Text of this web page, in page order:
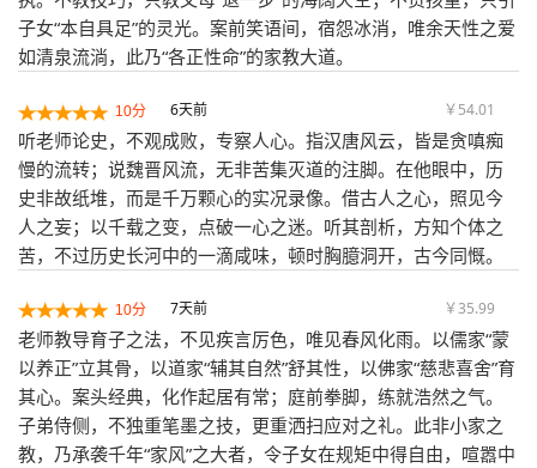
子女“本自具足”的灵光。案前笑语间，宿怨冰消，唯余天性之爱
如清泉流淌，此乃“各正性命”的家教大道。
10分 6天前 ￥54.01
听老师论史，不观成败，专察人心。指汉唐风云，皆是贪嗔痴
慢的流转；说魏晋风流，无非苦集灭道的注脚。在他眼中，历
史非故纸堆，而是千万颗心的实况录像。借古人之心，照见今
人之妄；以千载之变，点破一心之迷。听其剖析，方知个体之
苦，不过历史长河中的一滴咸味，顿时胸臆洞开，古今同慨。
10分 7天前 ￥35.99
老师教导育子之法，不见疾言厉色，唯见春风化雨。以儒家“蒙
以养正”立其骨，以道家“辅其自然”舒其性，以佛家“慈悲喜舍”育
其心。案头经典，化作起居有常；庭前拳脚，练就浩然之气。
子弟侍侧，不独重笔墨之技，更重洒扫应对之礼。此非小家之
教，乃承袭千年“家风”之大者，令子女在规矩中得自由，喧嚣中